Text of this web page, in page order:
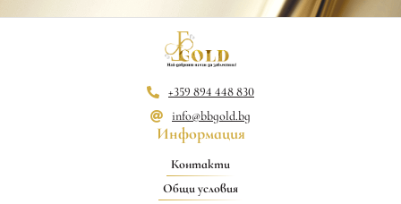
+359 894 448 830
info@bbgold.bg
Информация
Контакти
Общи условия